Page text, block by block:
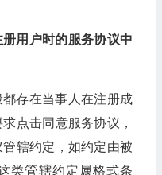
用户时的服务协议中
存在当事人在注册成
点击同意服务协议，
辖约定，如约定由被
类管辖约定属格式条